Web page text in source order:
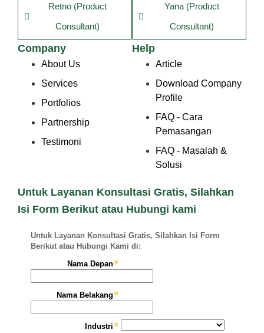
Retno (Product
Consultant)
Yana (Product
Consultant)
Company
About Us
Services
Portfolios
Partnership
Testimoni
Help
Article
Download Company
Profile
FAQ - Cara
Pemasangan
FAQ - Masalah &
Solusi
Untuk Layanan Konsultasi Gratis, Silahkan
Isi Form Berikut atau Hubungi kami